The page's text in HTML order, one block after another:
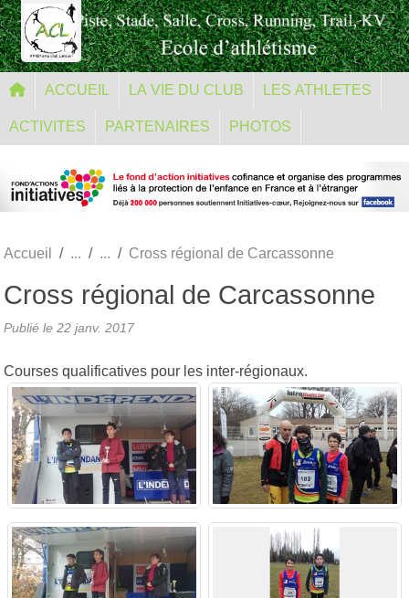
ACCUEIL LA VIE DU CLUB LES ATHLETES
ACTIVITES PARTENAIRES PHOTOS
Accueil Cross régional de Carcassonne
Cross régional de Carcassonne
Publié le 22 janv. 2017
Courses qualificatives pour les inter-régionaux.
Panneau de gestion des cookies